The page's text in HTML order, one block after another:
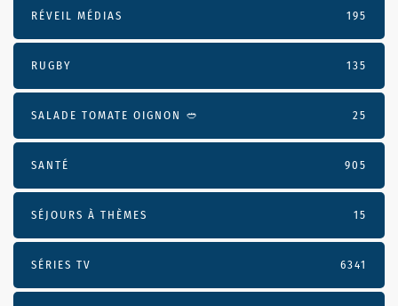
RÉVEIL MÉDIAS 195
RUGBY 135
SALADE TOMATE OIGNON 🥙 25
SANTÉ 905
SÉJOURS À THÈMES 15
SÉRIES TV 6341